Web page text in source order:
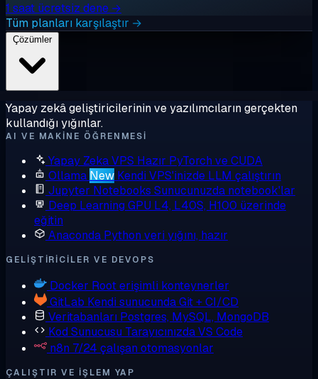
1 saat ücretsiz dene →
Tüm planları karşılaştır →
Çözümler
Yapay zekâ geliştiricilerinin ve yazılımcıların gerçekten
kullandığı yığınlar.
AI VE MAKINE ÖĞRENMESI
Yapay Zeka VPS Hazır PyTorch ve CUDA
Ollama New Kendi VPS'inizde LLM çalıştırın
Jupyter Notebooks Sunucunuzda notebook'lar
Deep Learning GPU L4, L40S, H100 üzerinde
eğitin
Anaconda Python veri yığını, hazır
GELIŞTIRICILER VE DEVOPS
Docker Root erişimli konteynerler
GitLab Kendi sunucunda Git + CI/CD
Veritabanları Postgres, MySQL, MongoDB
Kod Sunucusu Tarayıcınızda VS Code
n8n 7/24 çalışan otomasyonlar
ÇALIŞTIR VE IŞLEM YAP